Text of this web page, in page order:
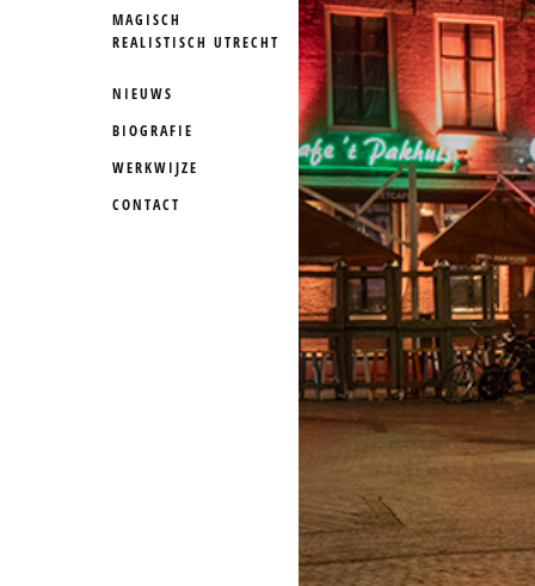
MAGISCH
REALISTISCH UTRECHT
NIEUWS
BIOGRAFIE
WERKWIJZE
CONTACT